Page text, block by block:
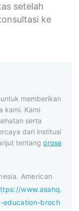
setelah
ke
memberikan
kami. Kami
serta
dari institusi
tentang prose
American
www.asahq.
education-broch